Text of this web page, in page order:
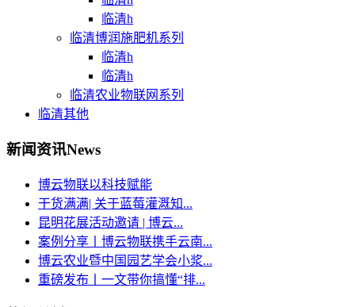
临清h
临清博润施肥机系列
临清h
临清h
临清农业物联网系列
临清其他
新闻资讯News
博云物联以科技赋能
干货满满| 关于蓝莓灌溉知...
昆明花展活动邀请 | 博云...
案例分享丨博云物联携手云南...
博云农业暨中国园艺学会小浆...
重磅发布丨一文带你搞懂“排...